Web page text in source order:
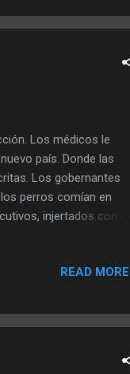
Los médicos le
país. Donde las
Los gobernantes
perros comían en
injertados con
la tierra para dar
mano, diciéndole... te
READ